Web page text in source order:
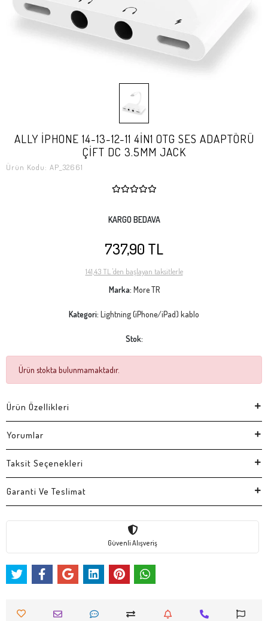
ALLY İPHONE 14-13-12-11 4İN1 OTG SES ADAPTÖRÜ
ÇİFT DC 3.5MM JACK
Ürün Kodu: AP_32661
KARGO BEDAVA
737,90 TL
141,43 TL 'den başlayan taksitlerle
Marka: More TR
Kategori: Lightning (iPhone/iPad) kablo
Stok:
Ürün stokta bulunmamaktadır.
Ürün Özellikleri
Yorumlar
Taksit Seçenekleri
Garanti Ve Teslimat
Güvenli Alışveriş